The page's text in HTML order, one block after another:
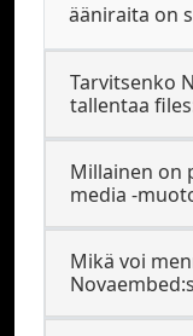
ääniraita on
Tarvitsenko
tallentaa
Millainen on
media -
Mikä voi